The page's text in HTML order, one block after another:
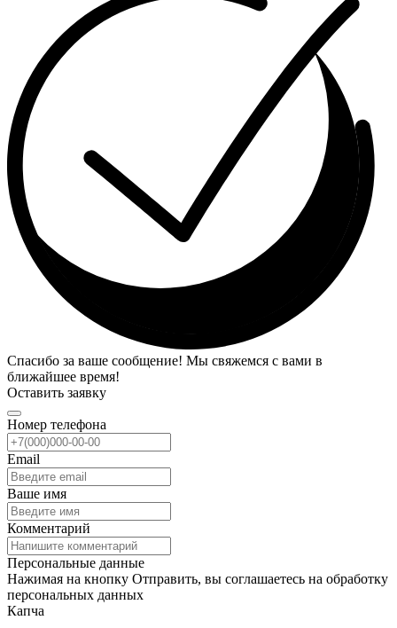
Спасибо за ваше сообщение! Мы свяжемся с вами в
ближайшее время!
Оставить заявку
Номер телефона
Email
Ваше имя
Комментарий
Персональные данные
Нажимая на кнопку Отправить, вы соглашаетесь на обработку
персональных данных
Капча